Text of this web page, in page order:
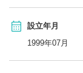
設立年月
1999年07月